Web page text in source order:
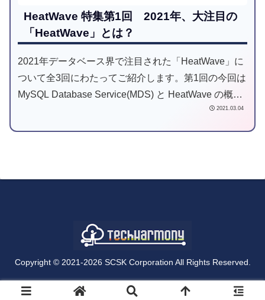
HeatWave 特集第1回 2021年、大注目の
「HeatWave」とは？
2021年データベース界で注目された「HeatWave」に
ついて全3回にわたってご紹介します。第1回の今回は
MySQL Database Service(MDS) と HeatWave の概要
2021.03.04
Copyright © 2021-2026 SCSK Corporation All Rights Reserved.